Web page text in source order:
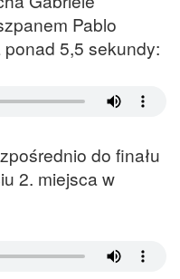
Pablo
5,5 sekundy:
do finału
2. miejsca w